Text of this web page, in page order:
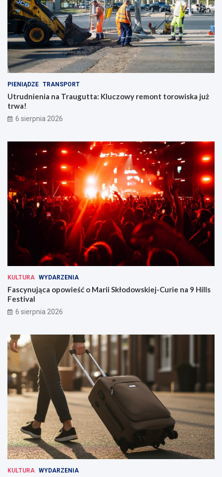
PIENIĄDZE TRANSPORT
Utrudnienia na Traugutta: Kluczowy remont torowiska już
trwa!
6 sierpnia 2026
KULTURA WYDARZENIA
Fascynująca opowieść o Marii Skłodowskiej-Curie na 9 Hills
Festival
6 sierpnia 2026
KULTURA WYDARZENIA